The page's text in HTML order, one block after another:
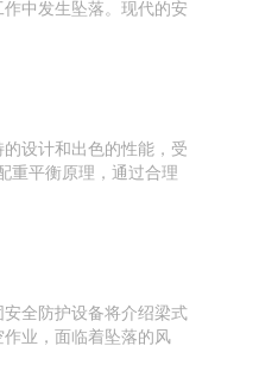
中发生坠落。现代的安
设计和出色的性能，受
重平衡原理，通过合理
全防护设备将介绍梁式
业，面临着坠落的风